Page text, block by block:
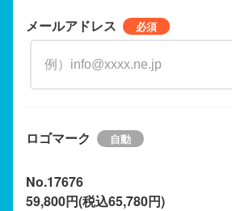
メールアドレス
ロゴマーク
No.17676
59,800円(税込65,780円)